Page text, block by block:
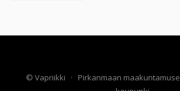
© Vapriikki · Pirkanmaan